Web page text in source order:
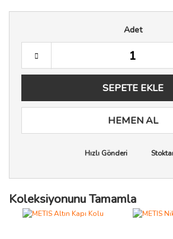
Adet
SEPETE EKLE
HEMEN AL
Hızlı Gönderi
Koleksiyonunu Tamamla